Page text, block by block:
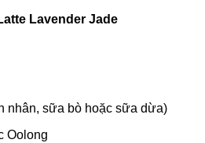
Lavender Jade
nhân, sữa bò hoặc sữa dừa)
Oolong